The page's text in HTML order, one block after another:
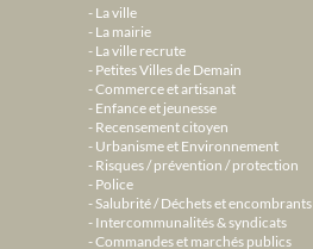
La ville
La mairie
La ville recrute
Petites Villes de Demain
Commerce et artisanat
Enfance et jeunesse
Recensement citoyen
Urbanisme et Environnement
Risques / prévention / protection
Police
Salubrité / Déchets et encombrants
Intercommunalités & syndicats
Commandes et marchés publics